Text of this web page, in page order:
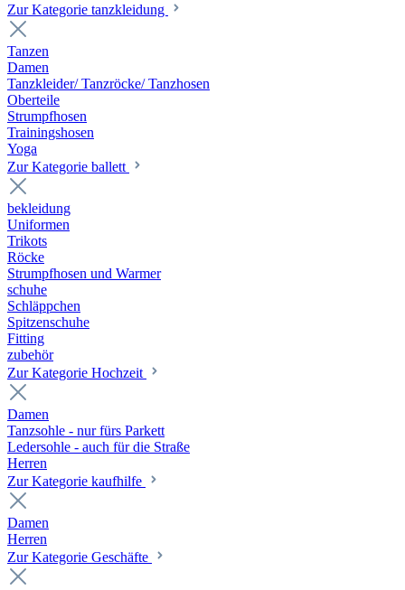
Zur Kategorie tanzkleidung
Tanzen
Damen
Tanzkleider/ Tanzröcke/ Tanzhosen
Oberteile
Strumpfhosen
Trainingshosen
Yoga
Zur Kategorie ballett
bekleidung
Uniformen
Trikots
Röcke
Strumpfhosen und Warmer
schuhe
Schläppchen
Spitzenschuhe
Fitting
zubehör
Zur Kategorie Hochzeit
Damen
Tanzsohle - nur fürs Parkett
Ledersohle - auch für die Straße
Herren
Zur Kategorie kaufhilfe
Damen
Herren
Zur Kategorie Geschäfte